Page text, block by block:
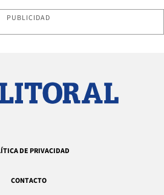
PUBLICIDAD
DE PRIVACIDAD
CONTACTO